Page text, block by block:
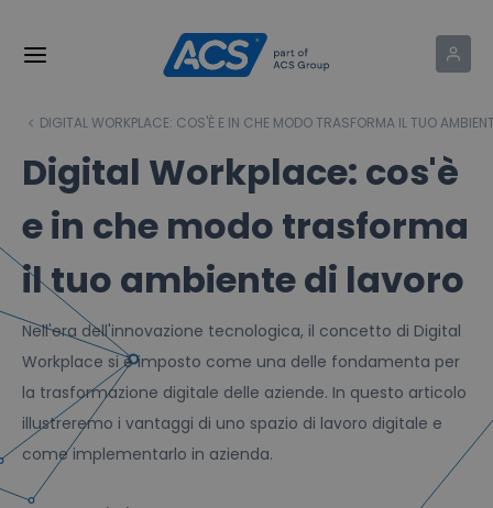
DIGITAL WORKPLACE: COS'È E IN CHE MODO TRASFORMA IL TUO
Digital Workplace: cos'è
e in che modo trasforma
il tuo ambiente di lavoro
Nell'era dell'innovazione tecnologica, il concetto di Digital
Workplace si è imposto come una delle fondamenta per
la trasformazione digitale delle aziende. In questo articolo
illustreremo i vantaggi di uno spazio di lavoro digitale e
come implementarlo in azienda.